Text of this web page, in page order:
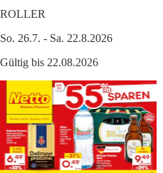
ROLLER
So. 26.7. - Sa. 22.8.2026
Gültig bis 22.08.2026